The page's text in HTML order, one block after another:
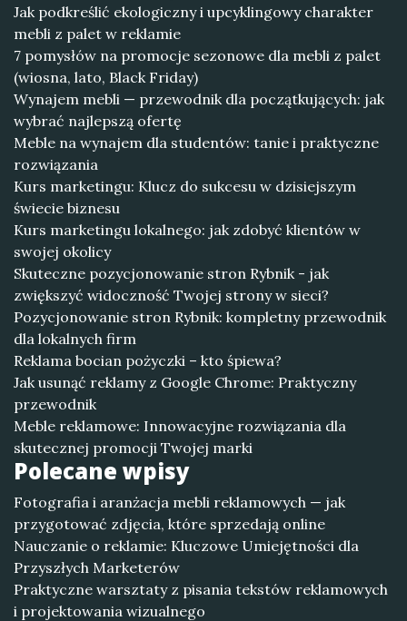
Jak podkreślić ekologiczny i upcyklingowy charakter
mebli z palet w reklamie
7 pomysłów na promocje sezonowe dla mebli z palet
(wiosna, lato, Black Friday)
Wynajem mebli — przewodnik dla początkujących: jak
wybrać najlepszą ofertę
Meble na wynajem dla studentów: tanie i praktyczne
rozwiązania
Kurs marketingu: Klucz do sukcesu w dzisiejszym
świecie biznesu
Kurs marketingu lokalnego: jak zdobyć klientów w
swojej okolicy
Skuteczne pozycjonowanie stron Rybnik - jak
zwiększyć widoczność Twojej strony w sieci?
Pozycjonowanie stron Rybnik: kompletny przewodnik
dla lokalnych firm
Reklama bocian pożyczki – kto śpiewa?
Jak usunąć reklamy z Google Chrome: Praktyczny
przewodnik
Meble reklamowe: Innowacyjne rozwiązania dla
skutecznej promocji Twojej marki
Polecane wpisy
Fotografia i aranżacja mebli reklamowych — jak
przygotować zdjęcia, które sprzedają online
Nauczanie o reklamie: Kluczowe Umiejętności dla
Przyszłych Marketerów
Praktyczne warsztaty z pisania tekstów reklamowych
i projektowania wizualnego